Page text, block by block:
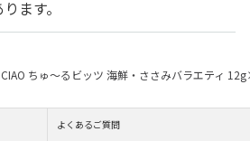
ます。
CIAO ちゅ～るビッツ 海鮮・ささみバラエティ
よくあるご質問